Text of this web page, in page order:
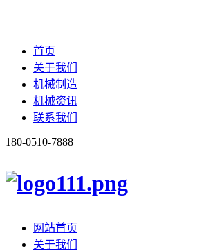
首页
关于我们
机械制造
机械资讯
联系我们
180-0510-7888
网站首页
关于我们